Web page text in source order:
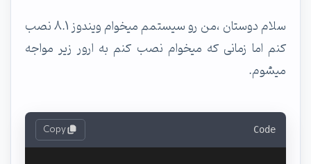
سلام دوستان ،من رو سیستمم میخوام ویندوز 8.1 نصب
کنم اما زمانی که میخوام نصب کنم به ارور زیر مواجه
میشوم.
Code
Copy